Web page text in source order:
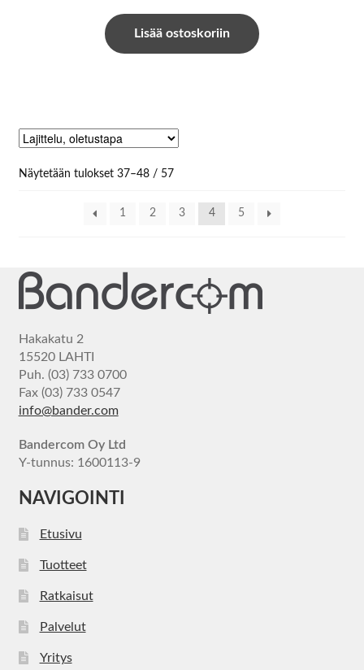
Lisää ostoskoriin
Näytetään tulokset 37–48 / 57
1 2 3 4 5
Hakakatu 2
15520 LAHTI
Puh. (03) 733 0700
Fax (03) 733 0547
info@bander.com
Bandercom Oy Ltd
Y-tunnus: 1600113-9
NAVIGOINTI
Etusivu
Tuotteet
Ratkaisut
Palvelut
Yritys